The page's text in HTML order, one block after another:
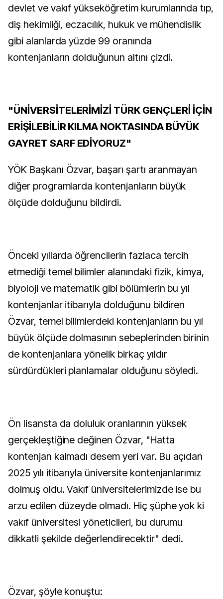
devlet ve vakıf yükseköğretim kurumlarında tıp,
diş hekimliği, eczacılık, hukuk ve mühendislik
gibi alanlarda yüzde 99 oranında
kontenjanların dolduğunun altını çizdi.
"ÜNİVERSİTELERİMİZİ TÜRK GENÇLERİ İÇİN
ERİŞİLEBİLİR KILMA NOKTASINDA BÜYÜK
GAYRET SARF EDİYORUZ"
YÖK Başkanı Özvar, başarı şartı aranmayan
diğer programlarda kontenjanların büyük
ölçüde dolduğunu bildirdi.
Önceki yıllarda öğrencilerin fazlaca tercih
etmediği temel bilimler alanındaki fizik, kimya,
biyoloji ve matematik gibi bölümlerin bu yıl
kontenjanlar itibarıyla dolduğunu bildiren
Özvar, temel bilimlerdeki kontenjanların bu yıl
büyük ölçüde dolmasının sebeplerinden birinin
de kontenjanlara yönelik birkaç yıldır
sürdürdükleri planlamalar olduğunu söyledi.
Ön lisansta da doluluk oranlarının yüksek
gerçekleştiğine değinen Özvar, "Hatta
kontenjan kalmadı desem yeri var. Bu açıdan
2025 yılı itibarıyla üniversite kontenjanlarımız
dolmuş oldu. Vakıf üniversitelerimizde ise bu
arzu edilen düzeyde olmadı. Hiç şüphe yok ki
vakıf üniversitesi yöneticileri, bu durumu
dikkatli şekilde değerlendirecektir" dedi.
Özvar, şöyle konuştu: